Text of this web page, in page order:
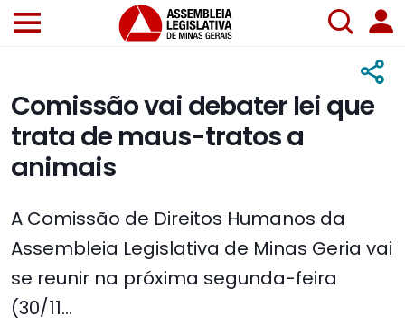
Comissão vai debater lei que
trata de maus-tratos a
animais
A Comissão de Direitos Humanos da
Assembleia Legislativa de Minas Geria vai
se reunir na próxima segunda-feira
(30/11...